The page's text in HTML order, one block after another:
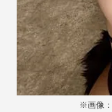
※画像：